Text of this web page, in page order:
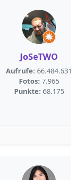
JoSeTWO
Aufrufe: 66.484.631
Fotos: 7.965
Punkte: 68.175